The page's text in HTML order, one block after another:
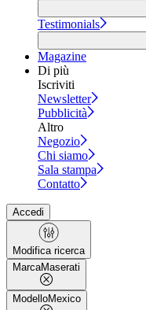
Testimonials
Magazine
Di più
Iscriviti
Newsletter
Pubblicità
Altro
Negozio
Chi siamo
Sala stampa
Contatto
Accedi
Modifica ricerca
MarcaMaserati
ModelloMexico